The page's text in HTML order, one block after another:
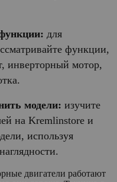
для
функции,
инверторный мотор,
модели: изучите
на Kremlinstore и
используя
двигатели работают